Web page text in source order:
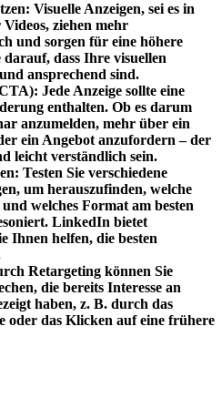
Visuelle Anzeigen, sei es in
ziehen mehr
und sorgen für eine höhere
dass Ihre visuellen
ansprechend sind.
Jede Anzeige sollte eine
enthalten. Ob es darum
anzumelden, mehr über ein
ein Angebot anzufordern – der
leicht verständlich sein.
Testen Sie verschiedene
um herauszufinden, welche
welches Format am besten
LinkedIn bietet
Ihnen helfen, die besten
Retargeting können Sie
die bereits Interesse an
haben, z. B. durch das
oder das Klicken auf eine frühere